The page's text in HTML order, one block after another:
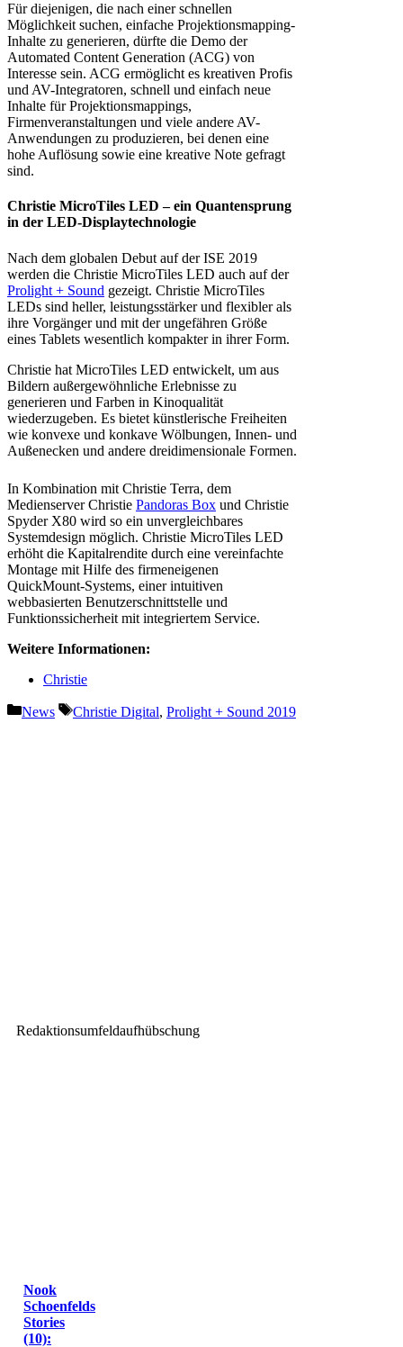
Für diejenigen, die nach einer schnellen
Möglichkeit suchen, einfache Projektionsmapping-
Inhalte zu generieren, dürfte die Demo der
Automated Content Generation (ACG) von
Interesse sein. ACG ermöglicht es kreativen Profis
und AV-Integratoren, schnell und einfach neue
Inhalte für Projektionsmappings,
Firmenveranstaltungen und viele andere AV-
Anwendungen zu produzieren, bei denen eine
hohe Auflösung sowie eine kreative Note gefragt
sind.
Christie MicroTiles LED – ein Quantensprung
in der LED-Displaytechnologie
Nach dem globalen Debut auf der ISE 2019
werden die Christie MicroTiles LED auch auf der
Prolight + Sound gezeigt. Christie MicroTiles
LEDs sind heller, leistungsstärker und flexibler als
ihre Vorgänger und mit der ungefähren Größe
eines Tablets wesentlich kompakter in ihrer Form.
Christie hat MicroTiles LED entwickelt, um aus
Bildern außergewöhnliche Erlebnisse zu
generieren und Farben in Kinoqualität
wiederzugeben. Es bietet künstlerische Freiheiten
wie konvexe und konkave Wölbungen, Innen- und
Außenecken und andere dreidimensionale Formen.
In Kombination mit Christie Terra, dem
Medienserver Christie Pandoras Box und Christie
Spyder X80 wird so ein unvergleichbares
Systemdesign möglich. Christie MicroTiles LED
erhöht die Kapitalrendite durch eine vereinfachte
Montage mit Hilfe des firmeneigenen
QuickMount-Systems, einer intuitiven
webbasierten Benutzerschnittstelle und
Funktionssicherheit mit integriertem Service.
Weitere Informationen:
Christie
Kategorien
News Schlagwörter
Christie Digital, Prolight + Sound 2019
Redaktionsumfeldaufhübschung
Nook
Schoenfelds
Stories
(10):